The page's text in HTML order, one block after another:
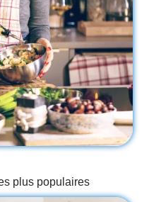
plus populaires